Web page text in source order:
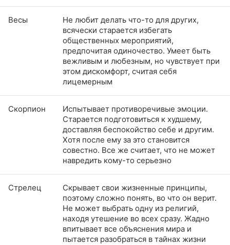
Весы
Не любит делать что-то для других,
всячески старается избегать
общественных мероприятий,
предпочитая одиночество. Умеет быть
вежливым и любезным, но чувствует при
этом дискомфорт, считая себя
лицемерным
Скорпион
Испытывает противоречивые эмоции.
Старается подготовиться к худшему,
доставляя беспокойство себе и другим.
Хотя после ему за это становится
совестно. Все же считает, что не может
навредить кому-то серьезно
Стрелец
Скрывает свои жизненные принципы,
поэтому сложно понять, во что он верит.
Не может выбрать одну из религий,
находя утешение во всех сразу. Жадно
впитывает все объяснения мира и
пытается разобраться в тайнах жизни